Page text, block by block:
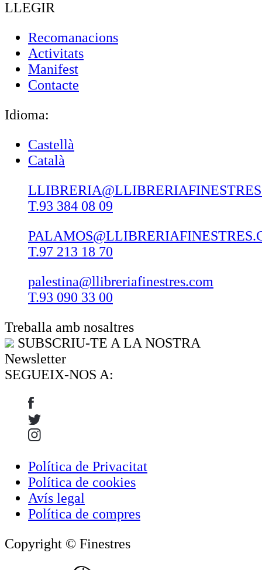
LLEGIR
Recomanacions
Activitats
Manifest
Contacte
Idioma:
Castellà
Català
T.93 384 08 09
T.97 213 18 70
palestina@llibreriafinestres.com
T.93 090 33 00
Treballa amb nosaltres
SUBSCRIU-TE A LA NOSTRA
Newsletter
SEGUEIX-NOS A:
Política de Privacitat
Política de cookies
Avís legal
Política de compres
Copyright © Finestres